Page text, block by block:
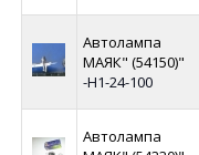
Автолампа
МАЯК" (54150)"
-Н1-24-100
Автолампа